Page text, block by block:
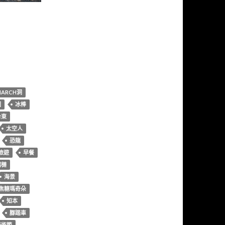
洞
冰棒
東
太空人
恐龍
遊
早餐
槤
海景
糖瑪奇朵
知本
腳踏車